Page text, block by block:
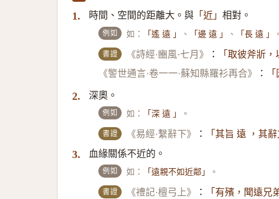
1. 時間、空間的距離大。與 「近」 相對。
例如 如： 「遙 遠 」 、 「邊 遠 」 、 「長 遠 」 。
書證 《詩經·豳風·七月》 ：
「取彼斧斨，
《警世通言·卷一一·蘇知縣羅衫再合》
：
2. 深奧。
例如 如： 「深 遠 」 。
書證 《易經·繫辭下》 ： 「其旨 遠 ，其
3. 血緣關係不近的。
例如 如： 「遠親不如近鄰」 。
書證 《禮記·檀弓上》 ：
「有殯，聞遠兄